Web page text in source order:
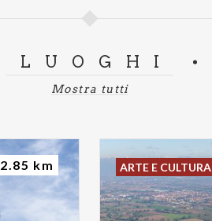
LUOGHI
Mostra tutti
2.85 km ARTE E CULTURA